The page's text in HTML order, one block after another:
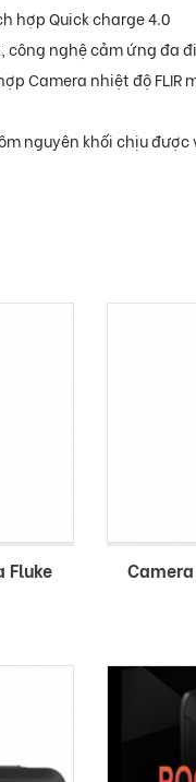
hợp Quick charge 4.0
công nghệ cảm ứng đa
Camera nhiệt độ FLIR
nguyên khối chịu
Fluke